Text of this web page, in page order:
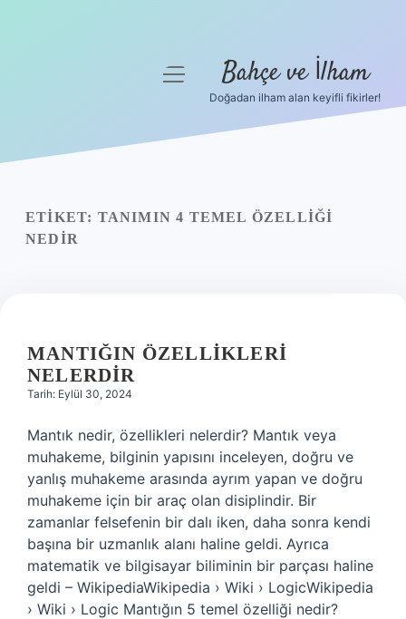
Yasal Uyarı
menüyü
Bahçe ve İlham
Doğadan ilham alan keyifli fikirler!
ETIKET: TANIMIN 4 TEMEL ÖZELLIĞI
NEDIR
MANTIĞIN ÖZELLIKLERI
NELERDIR
Tarih: Eylül 30, 2024
Mantık nedir, özellikleri nelerdir? Mantık veya
muhakeme, bilginin yapısını inceleyen, doğru ve
yanlış muhakeme arasında ayrım yapan ve doğru
muhakeme için bir araç olan disiplindir. Bir
zamanlar felsefenin bir dalı iken, daha sonra kendi
başına bir uzmanlık alanı haline geldi. Ayrıca
matematik ve bilgisayar biliminin bir parçası haline
geldi – WikipediaWikipedia › Wiki › LogicWikipedia
› Wiki › Logic Mantığın 5 temel özelliği nedir?